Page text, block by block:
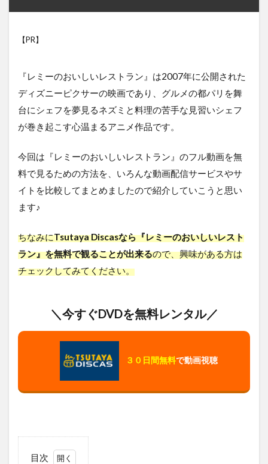
【PR】
『レミーのおいしいレストラン』は2007年に公開された
ディズニーピクサーの映画であり、グルメの都パリを舞
台にシェフを夢見るネズミと料理の苦手な見習いシェフ
が巻き起こす心温まるアニメ作品です。
今回は『レミーのおいしいレストラン』のフル動画を無
料で見るための方法を、いろんな動画配信サービスやサ
イトを比較してまとめましたので紹介していこうと思い
ます♪
ちなみにTsutaya Discasなら『レミーのおいしいレスト
ラン』を無料で観ることが出来るので、興味がある方は
チェックしてみてください。
＼今すぐDVDを無料レンタル／
３０日間無料で動画視聴
目次